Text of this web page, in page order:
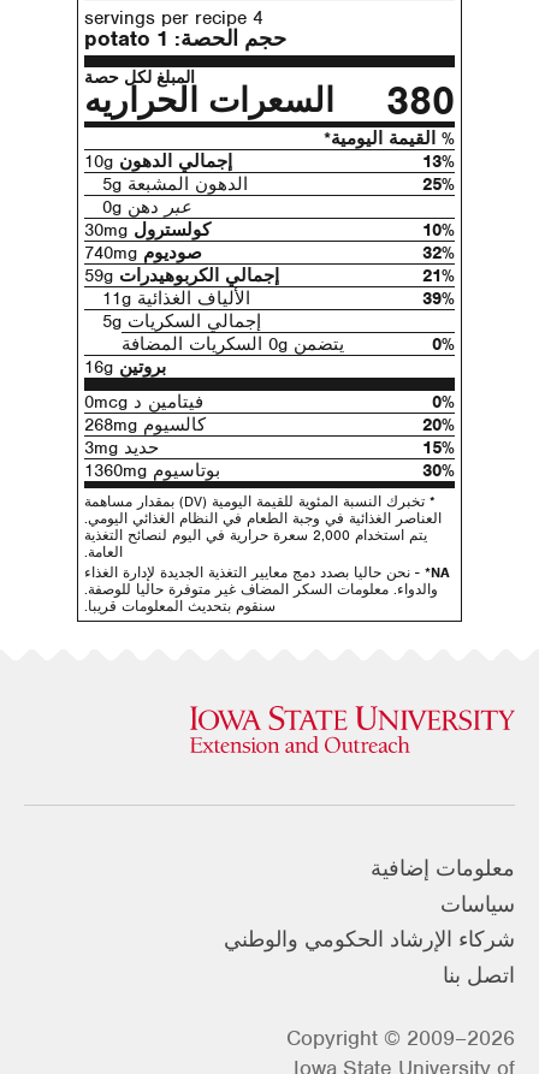
4 servings per recipe
حجم الحصة: 1 potato
المبلغ لكل حصة
السعرات الحراريه 380
% القيمة اليومية*
إجمالي الدهون
13%
الدهون المشبعة 5g
25%
عبر دهن 0g
كولسترول
10%
صوديوم
32%
إجمالي الكربوهيدرات
21%
الألياف الغذائية 11g
39%
إجمالي السكريات 5g
يتضمن 0g السكريات المضافة
0%
بروتين
فيتامين د 0mcg
0%
كالسيوم 268mg
20%
حديد 3mg
15%
بوتاسيوم 1360mg
30%
* تخبرك النسبة المئوية للقيمة اليومية (DV) بمقدار مساهمة
العناصر الغذائية في وجبة الطعام في النظام الغذائي اليومي.
يتم استخدام 2,000 سعرة حرارية في اليوم لنصائح التغذية
العامة.
NA* - نحن حاليا بصدد دمج معايير التغذية الجديدة لإدارة الغذاء
والدواء. معلومات السكر المضاف غير متوفرة حاليا للوصفة.
سنقوم بتحديث المعلومات قريبا.
معلومات إضافية
سياسات
شركاء الإرشاد الحكومي والوطني
اتصل بنا
Copyright © 2009–2026
Iowa State University of